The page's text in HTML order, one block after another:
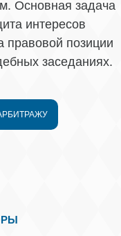
Основная задача
интересов
правовой позиции
заседаниях.